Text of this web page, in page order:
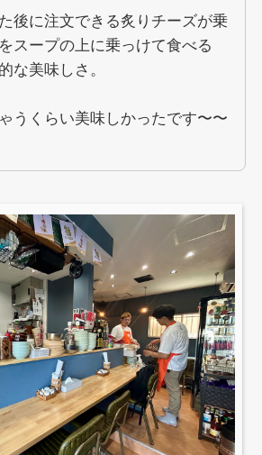
後に注文できる炙りチーズが乗
スープの上に乗っけて食べる
な美味しさ。
うくらい美味しかったです〜〜